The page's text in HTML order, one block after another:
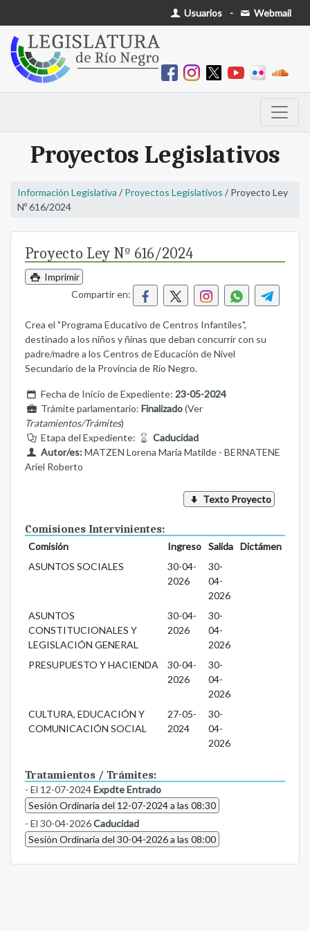
Usuarios - Webmail
Proyectos Legislativos
Información Legislativa / Proyectos Legislativos / Proyecto Ley
Nº 616/2024
Proyecto Ley Nº 616/2024
Imprimir
Compartir en:
Crea el "Programa Educativo de Centros Infantiles",
destinado a los niños y ñinas que deban concurrir con su
padre/madre a los Centros de Educación de Nivel
Secundario de la Provincia de Río Negro.
Fecha de Inicio de Expediente: 23-05-2024
Trámite parlamentario: Finalizado(Ver
Tratamientos/Trámites)
Etapa del Expediente:
Caducidad
Autor/es:MATZEN Lorena María Matilde - BERNATENE
Ariel Roberto
Texto Proyecto
Comisiones Intervinientes:
Comisión Ingreso Salida
Dictámen
ASUNTOS SOCIALES
30-04-
2026
30-
04-
2026
ASUNTOS
CONSTITUCIONALES Y
LEGISLACIÓN GENERAL
30-04-
2026
30-
04-
2026
PRESUPUESTO Y HACIENDA
30-04-
2026
30-
04-
2026
CULTURA, EDUCACIÓN Y
COMUNICACIÓN SOCIAL
27-05-
2024
30-
04-
2026
Tratamientos / Trámites:
- El 12-07-2024Expdte Entrado
Sesión Ordinaria del 12-07-2024 a las 08:30
- El 30-04-2026Caducidad
Sesión Ordinaria del 30-04-2026 a las 08:00